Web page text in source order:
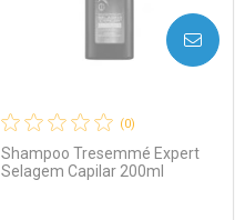
(0)
Shampoo Tresemmé Expert
Selagem Capilar 200ml
AVISE-ME